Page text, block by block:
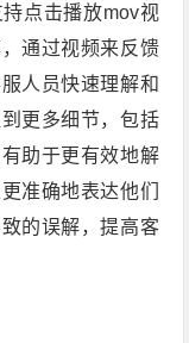
点击播放mov视
通过视频来反馈
人员快速理解和
更多细节，包括
助于更有效地解
准确地表达他们
的误解，提高客